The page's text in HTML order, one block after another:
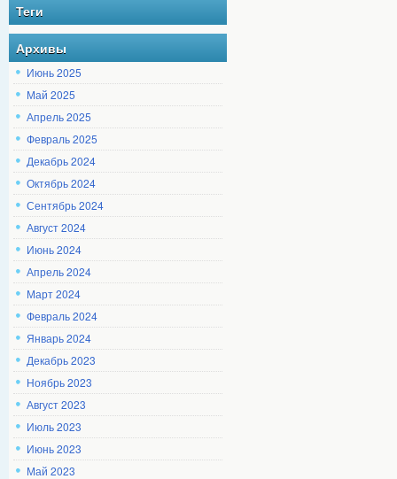
Теги
Архивы
Июнь 2025
Май 2025
Апрель 2025
Февраль 2025
Декабрь 2024
Октябрь 2024
Сентябрь 2024
Август 2024
Июнь 2024
Апрель 2024
Март 2024
Февраль 2024
Январь 2024
Декабрь 2023
Ноябрь 2023
Август 2023
Июль 2023
Июнь 2023
Май 2023